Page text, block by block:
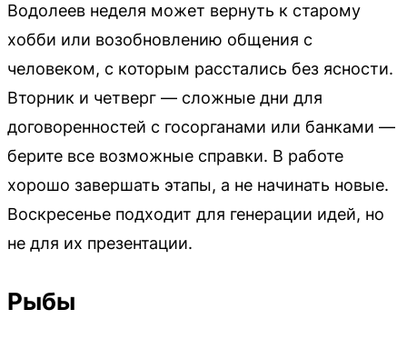
Водолеев неделя может вернуть к старому
хобби или возобновлению общения с
человеком, с которым расстались без ясности.
Вторник и четверг — сложные дни для
договоренностей с госорганами или банками —
берите все возможные справки. В работе
хорошо завершать этапы, а не начинать новые.
Воскресенье подходит для генерации идей, но
не для их презентации.
Рыбы